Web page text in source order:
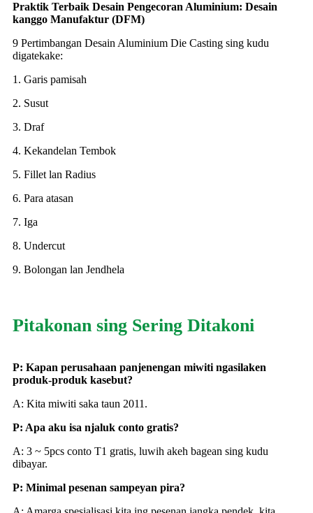
Praktik Terbaik Desain Pengecoran Aluminium: Desain
kanggo Manufaktur (DFM)
9 Pertimbangan Desain Aluminium Die Casting sing kudu
digatekake:
1. Garis pamisah
2. Susut
3. Draf
4. Kekandelan Tembok
5. Fillet lan Radius
6. Para atasan
7. Iga
8. Undercut
9. Bolongan lan Jendhela
Pitakonan sing Sering Ditakoni
P: Kapan perusahaan panjenengan miwiti ngasilaken
produk-produk kasebut?
A: Kita miwiti saka taun 2011.
P: Apa aku isa njaluk conto gratis?
A: 3 ~ 5pcs conto T1 gratis, luwih akeh bagean sing kudu
dibayar.
P: Minimal pesenan sampeyan pira?